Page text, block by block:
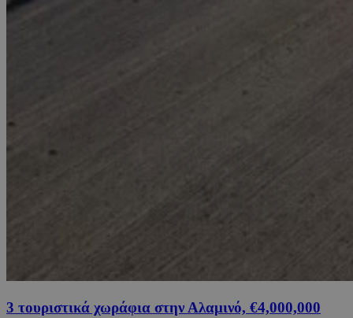
3 τουριστικά χωράφια στην Αλαμινό, €4,000,000